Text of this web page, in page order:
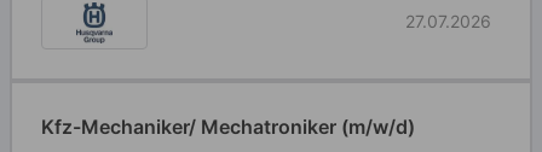
27.07.2026
Kfz-Mechaniker/ Mechatroniker (m/w/d)